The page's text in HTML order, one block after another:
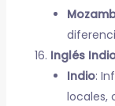
Inglés
Indio:
locales,